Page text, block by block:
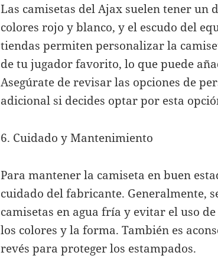
Las camisetas del Ajax suelen tener un
colores rojo y blanco, y el escudo del
tiendas permiten personalizar la
de tu jugador favorito, lo que puede
Asegúrate de revisar las opciones de
adicional si decides optar por esta
6. Cuidado y Mantenimiento
Para mantener la camiseta en buen
cuidado del fabricante. Generalmente,
camisetas en agua fría y evitar el uso
los colores y la forma. También es
revés para proteger los estampados.